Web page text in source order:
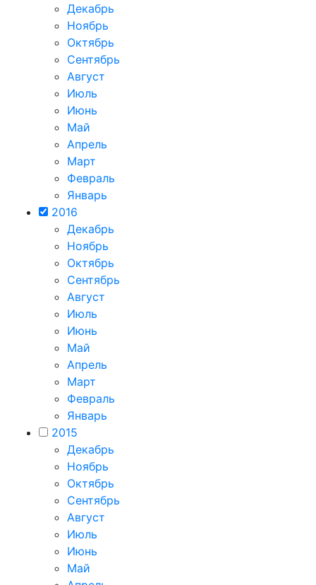
Декабрь
Ноябрь
Октябрь
Сентябрь
Август
Июль
Июнь
Май
Апрель
Март
Февраль
Январь
2016
Декабрь
Ноябрь
Октябрь
Сентябрь
Август
Июль
Июнь
Май
Апрель
Март
Февраль
Январь
2015
Декабрь
Ноябрь
Октябрь
Сентябрь
Август
Июль
Июнь
Май